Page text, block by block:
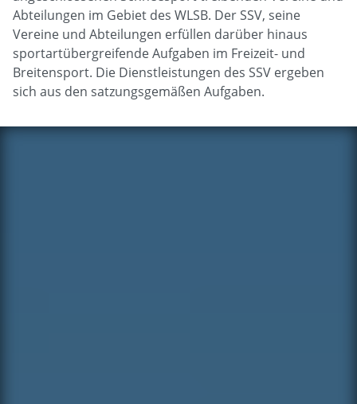
Abteilungen im Gebiet des WLSB. Der SSV, seine
Vereine und Abteilungen erfüllen darüber hinaus
sportartübergreifende Aufgaben im Freizeit- und
Breitensport. Die Dienstleistungen des SSV ergeben
sich aus den satzungsgemäßen Aufgaben.